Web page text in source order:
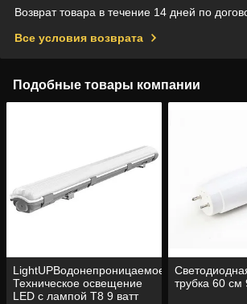
Возврат товара в течение 14 дней по
Все условия возврата
Подобные товары компании
LightUPВодонепроницаемое
Техническое освещение
LED с лампой Т8 9 ватт
трубка 60 см